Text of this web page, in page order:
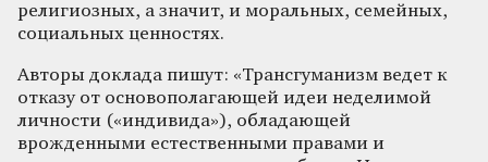
религиозных, а значит, и моральных, семейных,
социальных ценностях.
Авторы доклада пишут: «Трансгуманизм ведет к
отказу от основополагающей идеи неделимой
личности («индивида»), обладающей
врожденными естественными правами и